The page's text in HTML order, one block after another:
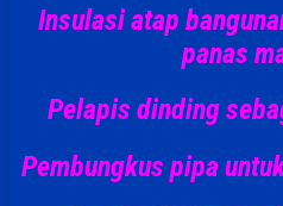
Insulasi atap
panas
Pelapis dinding
Pembungkus pipa